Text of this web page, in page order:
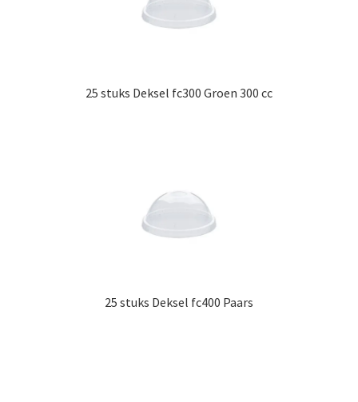
25 stuks Deksel fc300 Groen 300 cc
25 stuks Deksel fc400 Paars